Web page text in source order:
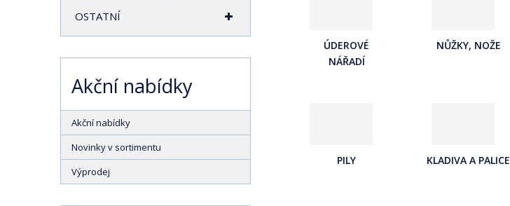
ÚDEROVÉ
NÁŘADÍ
NŮŽKY, NOŽE
PILY KLADIVA A PALICE
OSTATNÍ
Akční nabídky
Akční nabídky
Novinky v sortimentu
Výprodej